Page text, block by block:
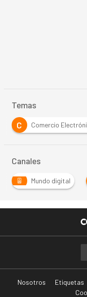
Temas
C
Comercio
Canales
Mundo digital
Nosotros Etiquetas